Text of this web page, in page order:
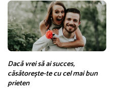
Dacă vrei să ai succes,
căsătorește-te cu cel mai bun
prieten